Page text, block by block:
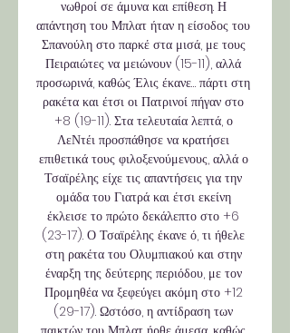
νωθροί σε άμυνα και επίθεση. Η
απάντηση του Μπλατ ήταν η είσοδος του
Σπανούλη στο παρκέ στα μισά, με τους
Πειραιώτες να μειώνουν (15-11), αλλά
προσωρινά, καθώς Έλις έκανε… πάρτι στη
ρακέτα και έτσι οι Πατρινοί πήγαν στο
+8 (19-11). Στα τελευταία λεπτά, ο
ΛεΝτέι προσπάθησε να κρατήσει
επιθετικά τους φιλοξενούμενους, αλλά ο
Τσαϊρέλης είχε τις απαντήσεις για την
ομάδα του Γιατρά και έτσι εκείνη
έκλεισε το πρώτο δεκάλεπτο στο +6
(23-17). Ο Τσαϊρέλης έκανε ό, τι ήθελε
στη ρακέτα του Ολυμπιακού και στην
έναρξη της δεύτερης περιόδου, με τον
Προμηθέα να ξεφεύγει ακόμη στο +12
(29-17). Ωστόσο, η αντίδραση των